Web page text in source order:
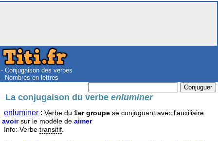
- Conjugaison des verbes
- Nombres en lettres
La conjugaison du verbeenluminer
enluminer : Verbe du 1er groupe se conjuguant avec l'auxiliaire
avoirsur le modèle de aimer
Info: Verbe transitif